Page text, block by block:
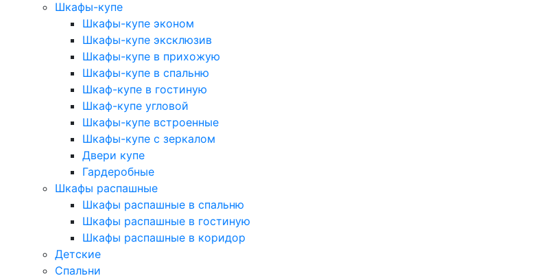
Шкафы-купе
Шкафы-купе эконом
Шкафы-купе эксклюзив
Шкафы-купе в прихожую
Шкафы-купе в спальню
Шкаф-купе в гостиную
Шкаф-купе угловой
Шкафы-купе встроенные
Шкафы-купе с зеркалом
Двери купе
Гардеробные
Шкафы распашные
Шкафы распашные в спальню
Шкафы распашные в гостиную
Шкафы распашные в коридор
Детские
Спальни